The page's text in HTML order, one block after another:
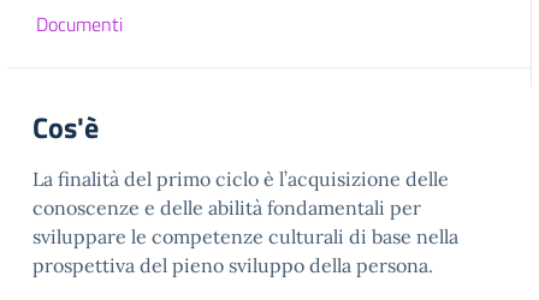
Documenti
Cos'è
La finalità del primo ciclo è l’acquisizione delle
conoscenze e delle abilità fondamentali per
sviluppare le competenze culturali di base nella
prospettiva del pieno sviluppo della persona.